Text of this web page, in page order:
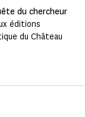
du chercheur
éditions
du Château